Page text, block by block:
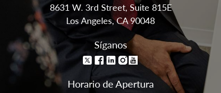
8631 W. 3rd Street, Suite 815E
Los Angeles, CA 90048
Síganos
Horario de Apertura